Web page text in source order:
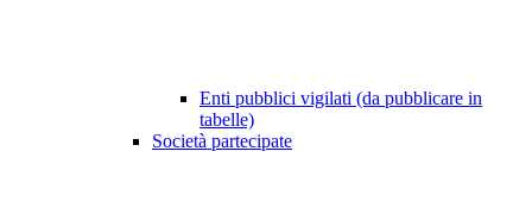
Enti pubblici vigilati (da pubblicare in
tabelle)
Società partecipate